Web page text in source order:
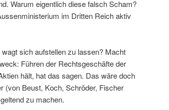
Warum eigentlich diese falsch Scham?
im Dritten Reich aktiv
sich aufstellen zu lassen? Macht
Führen der Rechtsgeschäfte der
hält, hat das sagen. Das wäre doch
(von Beust, Koch, Schröder, Fischer
zu machen.